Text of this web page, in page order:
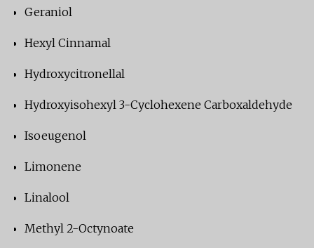
Geraniol
Hexyl Cinnamal
Hydroxycitronellal
Hydroxyisohexyl 3-Cyclohexene Carboxaldehyde
Isoeugenol
Limonene
Linalool
Methyl 2-Octynoate